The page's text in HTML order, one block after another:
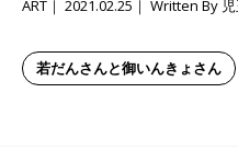
若だんさんと御いんきょさん
ART 2021.02.25 Written By